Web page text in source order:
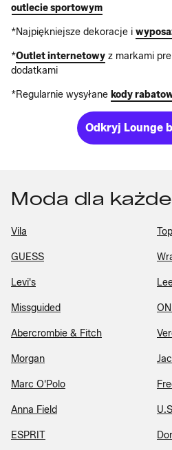
outlecie sportowym
*Najpiękniejsze dekoracje i
*Outlet internetowy z markami
dodatkami
*Regularnie wysyłane kody
Odkryj Lounge
Moda dla
Vila
GUESS
Levi's
Missguided
Abercrombie & Fitch
Morgan
Marc O'Polo
Anna Field
ESPRIT